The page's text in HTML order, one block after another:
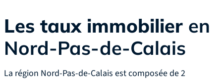
Les taux immobilier en
Nord-Pas-de-Calais
La région Nord-Pas-de-Calais est composée de 2